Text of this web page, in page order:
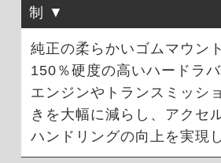
制
純正の柔らかいゴムマウン
150％硬度の高いハードラバ
エンジンやトランスミッシ
きを大幅に減らし、アクセ
ハンドリングの向上を実現